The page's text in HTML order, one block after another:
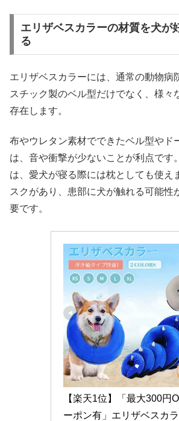
エリザベスカラーの材質を犬が
る
エリザベスカラーには、通常の動物病
スチック製のベル型だけでなく、様々
存在します。
布やウレタン素材でできたベル型やド
は、音や衝撃が少ないことが利点です
は、愛犬が寝る際には枕としても使え
スクがあり、患部に犬が触れる可能性
要です。
【楽天1位】「最大300円
ーポン有」エリザベスカ